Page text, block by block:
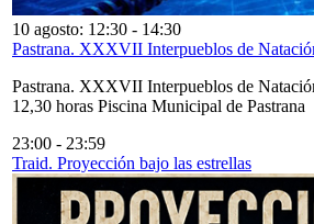
10 agosto: 12:30 - 14:30
Pastrana. XXXVII Interpueblos de
Pastrana. XXXVII Interpueblos de
12,30 horas Piscina Municipal de Pastrana
23:00 - 23:59
Traid. Proyección bajo las estrellas